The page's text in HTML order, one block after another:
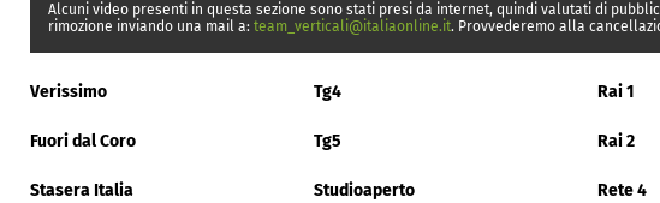
Alcuni video presenti in questa sezione sono stati presi da internet, quindi valutati di
rimozione inviando una mail a: team_verticali@italiaonline.it. Provvederemo alla
Verissimo Tg4 Rai 1
Fuori dal Coro Tg5 Rai 2
Stasera Italia Studioaperto Rete 4